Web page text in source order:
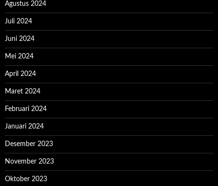
Agustus 2024
Juli 2024
Juni 2024
Mei 2024
April 2024
Maret 2024
Februari 2024
Januari 2024
Desember 2023
November 2023
Oktober 2023